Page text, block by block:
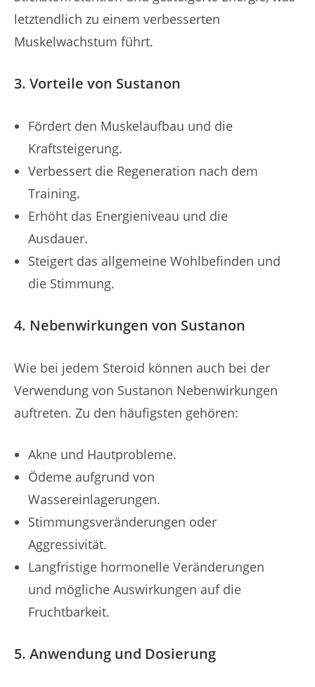
letztendlich zu einem verbesserten
Muskelwachstum führt.
3. Vorteile von Sustanon
Fördert den Muskelaufbau und die
Kraftsteigerung.
Verbessert die Regeneration nach dem
Training.
Erhöht das Energieniveau und die
Ausdauer.
Steigert das allgemeine Wohlbefinden und
die Stimmung.
4. Nebenwirkungen von Sustanon
Wie bei jedem Steroid können auch bei der
Verwendung von Sustanon Nebenwirkungen
auftreten. Zu den häufigsten gehören:
Akne und Hautprobleme.
Ödeme aufgrund von
Wassereinlagerungen.
Stimmungsveränderungen oder
Aggressivität.
Langfristige hormonelle Veränderungen
und mögliche Auswirkungen auf die
Fruchtbarkeit.
5. Anwendung und Dosierung